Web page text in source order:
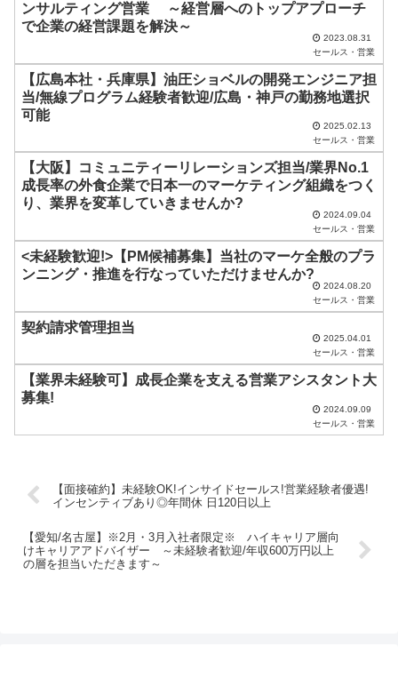
は
の
ま
ま
て
く
だ
さ
。
ンサルティング営業 ～経営層へのトップアプローチ
で企業の経営課題を解決～
2023.08.31
セールス・営業
【広島本社・兵庫県】油圧ショベルの開発エンジニア担
当/無線プログラム経験者歓迎/広島・神戸の勤務地選択
可能
2025.02.13
セールス・営業
【大阪】コミュニティーリレーションズ担当/業界No.1
成長率の外食企業で日本一のマーケティング組織をつく
り、業界を変革していきませんか?
2024.09.04
セールス・営業
<未経験歓迎!>【PM候補募集】当社のマーケ全般のプラ
ンニング・推進を行なっていただけませんか?
2024.08.20
セールス・営業
契約請求管理担当
2025.04.01
セールス・営業
【業界未経験可】成長企業を支える営業アシスタント大
募集!
2024.09.09
セールス・営業
【面接確約】未経験OK!インサイドセールス!営業経験者優遇!
インセンティブあり◎年間休 日120日以上
【愛知/名古屋】※2月・3月入社者限定※ ハイキャリア層向
けキャリアアドバイザー ～未経験者歓迎/年収600万円以上
の層を担当いただきます～